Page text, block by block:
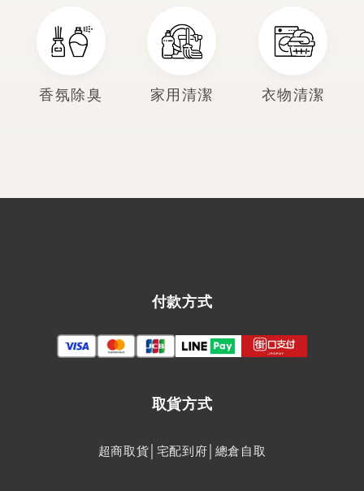
香氛除臭 家用清潔 衣物清潔
付款方式
取貨方式
超商取貨│宅配到府│總倉自取